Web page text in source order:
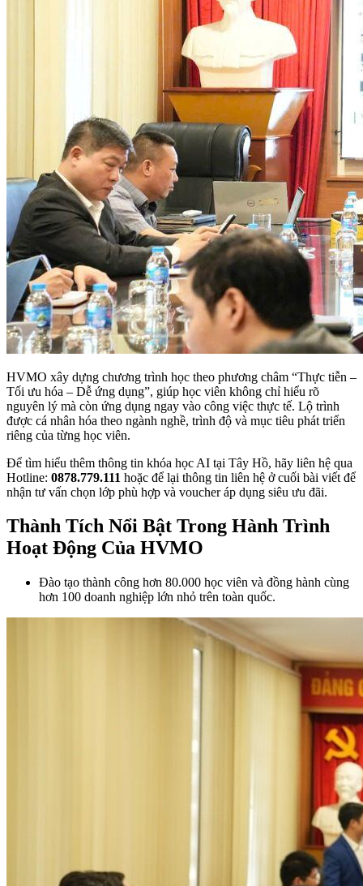
HVMO xây dựng chương trình học theo phương châm “Thực tiễn –
Tối ưu hóa – Dễ ứng dụng”, giúp học viên không chỉ hiểu rõ
nguyên lý mà còn ứng dụng ngay vào công việc thực tế. Lộ trình
được cá nhân hóa theo ngành nghề, trình độ và mục tiêu phát triển
riêng của từng học viên.
Để tìm hiểu thêm thông tin khóa học AI tại Tây Hồ, hãy liên hệ qua
Hotline: 0878.779.111 hoặc để lại thông tin liên hệ ở cuối bài viết để
nhận tư vấn chọn lớp phù hợp và voucher áp dụng siêu ưu đãi.
Thành Tích Nổi Bật Trong Hành Trình
Hoạt Động Của HVMO
Đào tạo thành công hơn 80.000 học viên và đồng hành cùng
hơn 100 doanh nghiệp lớn nhỏ trên toàn quốc.